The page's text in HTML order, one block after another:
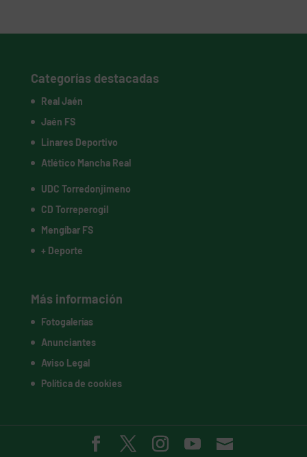
Categorías destacadas
Real Jaén
Jaén FS
Linares Deportivo
Atlético Mancha Real
UDC Torredonjimeno
CD Torreperogil
Mengíbar FS
+ Deporte
Más información
Fotogalerías
Anunciantes
Aviso Legal
Política de cookies